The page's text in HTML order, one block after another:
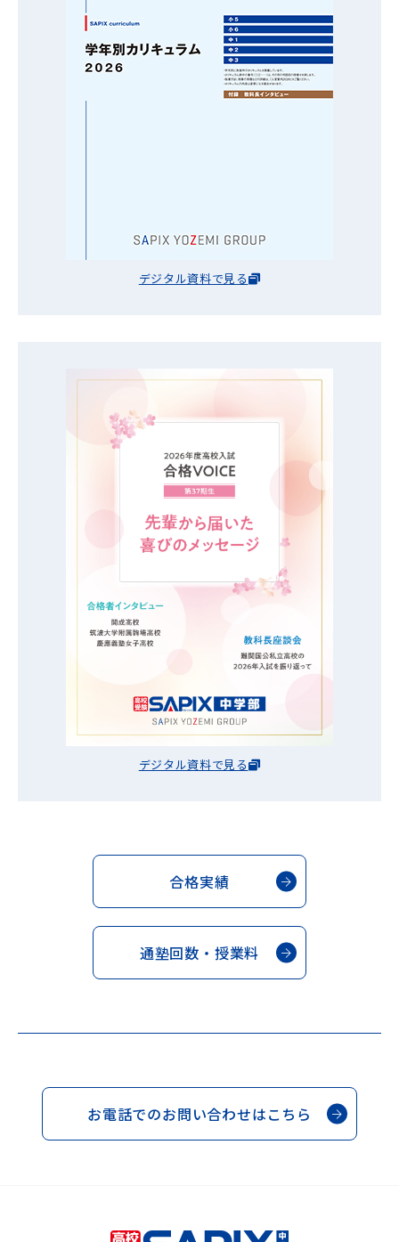
デジタル資料で見る
デジタル資料で見る
合格実績
通塾回数・授業料
お電話でのお問い合わせはこちら